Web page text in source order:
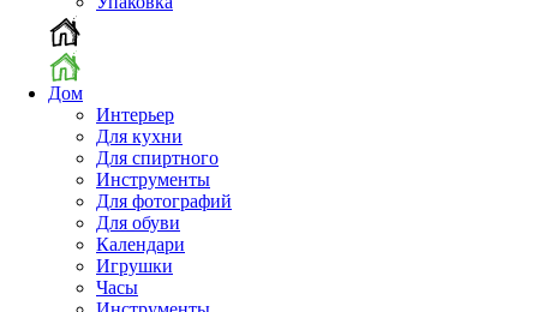
Дом
Интерьер
Для кухни
Для спиртного
Инструменты
Для фотографий
Для обуви
Календари
Игрушки
Часы